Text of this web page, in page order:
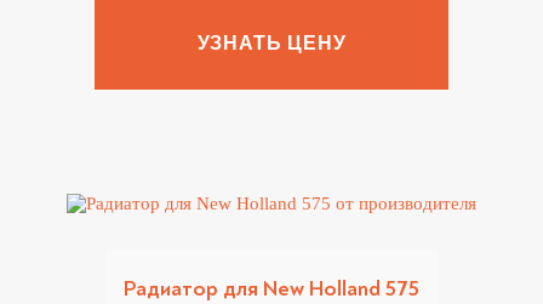
УЗНАТЬ ЦЕНУ
Радиатор для New Holland 575